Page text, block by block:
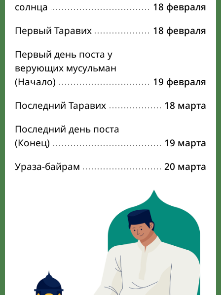
солнца
18 февраля
Первый Таравих
18 февраля
Первый день поста у
верующих мусульман
(Начало)
19 февраля
Последний Таравих
18 марта
Последний день поста
(Конец)
19 марта
Ураза-байрам
20 марта